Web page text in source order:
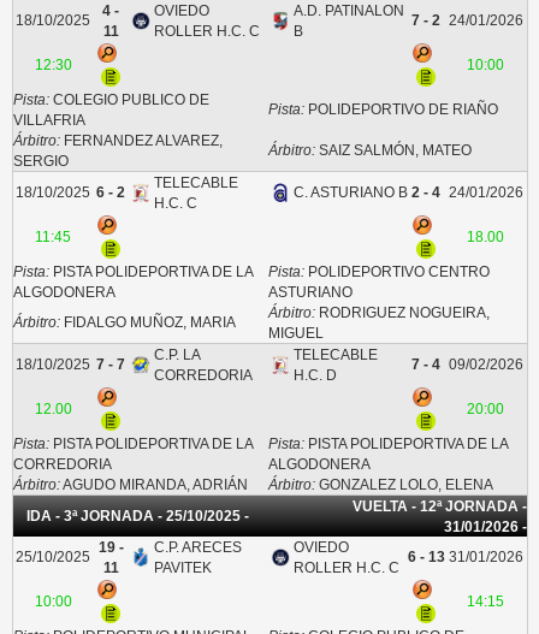
18/10/2025
4 -
11
OVIEDO
ROLLER H.C. C
A.D. PATINALON
B
7 - 2 24/01/2026
12:30 10:00
Pista:COLEGIO PUBLICO DE
VILLAFRIA
Pista:POLIDEPORTIVO DE RIAÑO
Árbitro:FERNANDEZ ALVAREZ,
SERGIO
Árbitro:SAIZ SALMÓN, MATEO
18/10/2025 6 - 2
TELECABLE
H.C. C
C. ASTURIANO B 2 - 4 24/01/2026
11:45 18.00
Pista:PISTA POLIDEPORTIVA DE LA
ALGODONERA
Pista:POLIDEPORTIVO CENTRO
ASTURIANO
Árbitro:FIDALGO MUÑOZ, MARIA
Árbitro:RODRIGUEZ NOGUEIRA,
MIGUEL
18/10/2025 7 - 7
C.P. LA
CORREDORIA
TELECABLE
H.C. D
7 - 4 09/02/2026
12.00 20:00
Pista:PISTA POLIDEPORTIVA DE LA
CORREDORIA
Pista:PISTA POLIDEPORTIVA DE LA
ALGODONERA
Árbitro:AGUDO MIRANDA, ADRIÁN Árbitro:GONZALEZ LOLO, ELENA
IDA - 3ª JORNADA - 25/10/2025 -
VUELTA - 12ª JORNADA -
31/01/2026 -
25/10/2025
19 -
11
C.P. ARECES
PAVITEK
OVIEDO
ROLLER H.C. C
6 - 13 31/01/2026
10:00 14:15